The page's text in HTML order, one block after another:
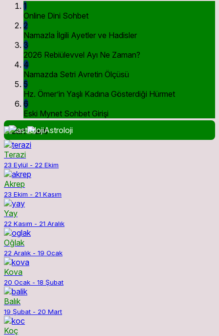
1
Online Dini Sohbet
2
Namazla İlgili Ayetler ve Hadisler
3
2026 Rebiülevvel Ayı Ne Zaman?
4
Namazda Setri Avretin Ölçüsü
5
Hz. Ömer’in Yaşlı Kadına Gösterdiği Hürmet
6
Eski Mynet Sohbet Girişi
Astroloji
Terazi
23 Eylül - 22 Ekim
Akrep
23 Ekim - 21 Kasım
Yay
22 Kasım - 21 Aralık
Oğlak
22 Aralık - 19 Ocak
Kova
20 Ocak - 18 Şubat
Balık
19 Şubat - 20 Mart
Koç